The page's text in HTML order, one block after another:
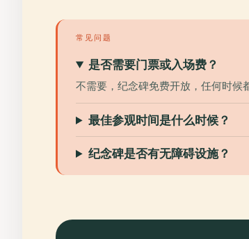
常见问题
是否需要门票或入场费？
不需要，纪念碑免费开放，任何时候
最佳参观时间是什么时候？
纪念碑是否有无障碍设施？